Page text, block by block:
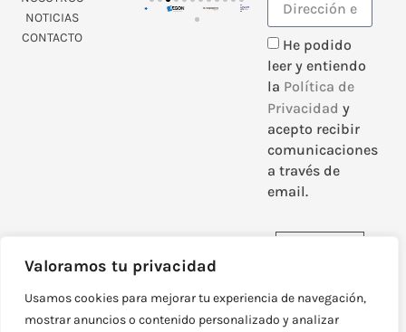
Valoramos tu privacidad
Usamos cookies para mejorar tu experiencia de navegación,
mostrar anuncios o contenido personalizado y analizar
NOTICIAS
CONTACTO
He podido
leer y entiendo
la Política de
Privacidad y
acepto recibir
comunicaciones
a través de
email.